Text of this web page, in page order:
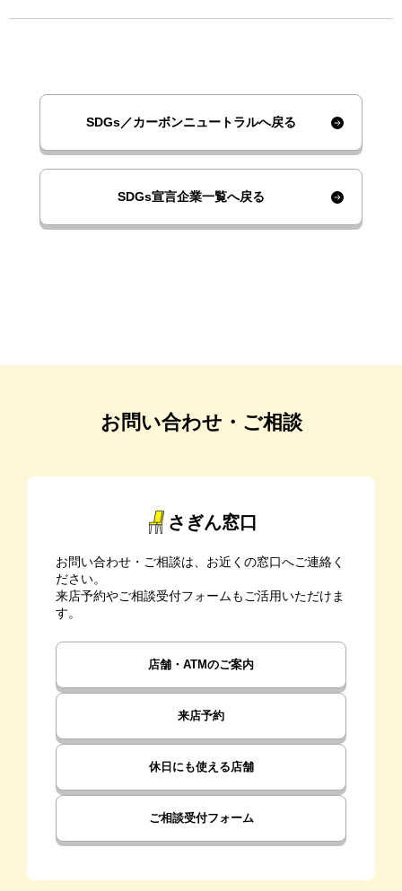
SDGs／カーボンニュートラルへ戻る
SDGs宣言企業一覧へ戻る
お問い合わせ・ご相談
さぎん窓口
お問い合わせ・ご相談は、お近くの窓口へご連絡く
ださい。
来店予約やご相談受付フォームもご活用いただけま
す。
店舗・ATMのご案内
来店予約
休日にも使える店舗
ご相談受付フォーム